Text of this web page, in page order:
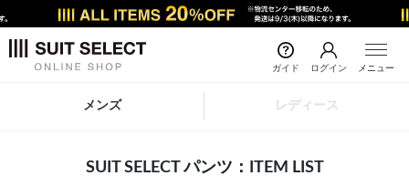
ガイド ログイン メニュー
メンズ レディース
SUIT SELECT パンツ：ITEM LIST